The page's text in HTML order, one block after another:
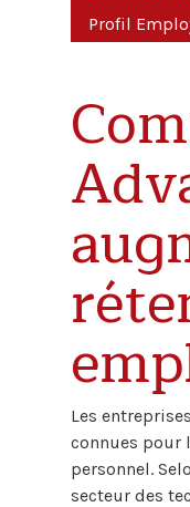
Profil
Les
connues pour
personnel.
secteur des